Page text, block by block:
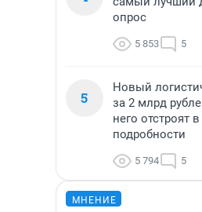
опрос
5 853 5
5
Новый
за 2 млрд
него отстроят
подробности
5 794 5
МНЕНИЕ